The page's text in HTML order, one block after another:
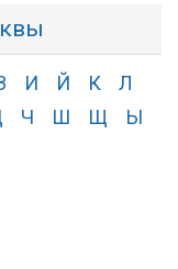
И Й К
Л
Ч Ш Щ
Ы